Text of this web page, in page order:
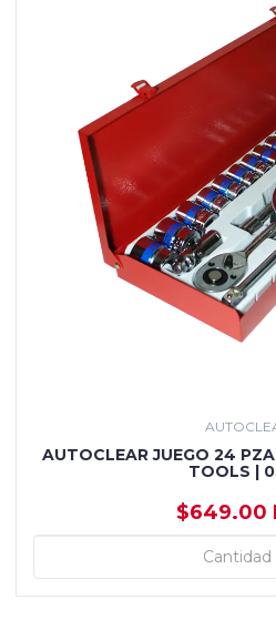
AUTOCLEAR JUEGO 24
TOOLS |
$649.00
+